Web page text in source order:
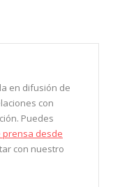
WhatsApp
en difusión de
con
Puedes
prensa desde
con nuestro